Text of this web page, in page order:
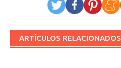
ARTÍCULOS RELACIONADOS